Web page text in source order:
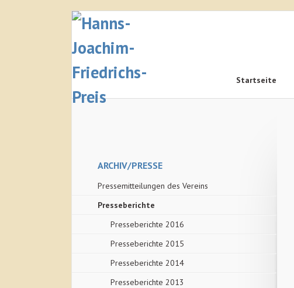
NavigationStartseite
Navigation
überspringen
ARCHIV/PRESSE
Pressemitteilungen des Vereins
Presseberichte
Presseberichte 2016
Presseberichte 2015
Presseberichte 2014
Presseberichte 2013